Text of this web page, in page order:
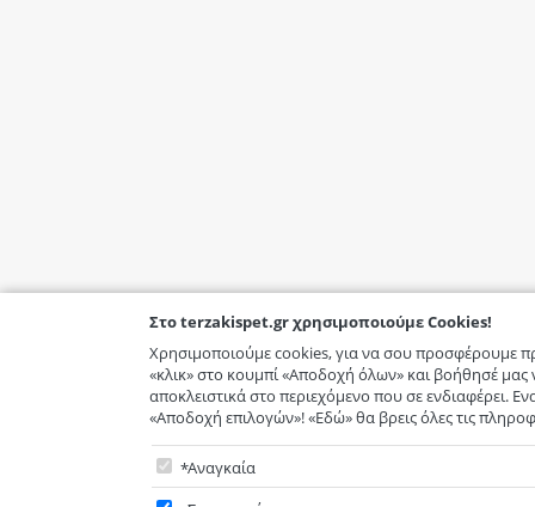
Στο terzakispet.gr χρησιμοποιούμε Cookies!
Χρησιμοποιούμε cookies, για να σου προσφέρουμε
«κλικ» στο κουμπί «Αποδοχή όλων» και βοήθησέ
αποκλειστικά στο περιεχόμενο που σε ενδιαφέρει.
«Αποδοχή επιλογών»! «Εδώ» θα βρεις όλες τις
Στο terzakispet.gr χρησιμοποιούμε
Αναγκαία
Υποχρεωτικά - δεν μπορείτε να μην επιλέξετε. Τα